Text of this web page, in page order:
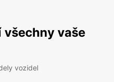
vaše
vozidel